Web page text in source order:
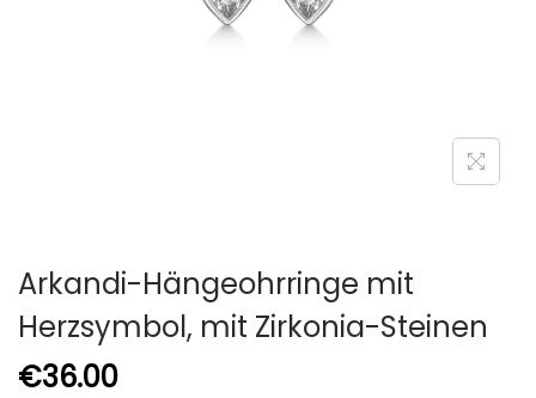
Arkandi-Hängeohrringe mit
Herzsymbol, mit Zirkonia-Steinen
€36.00